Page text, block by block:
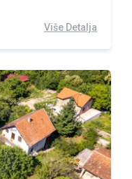
Više Detalja